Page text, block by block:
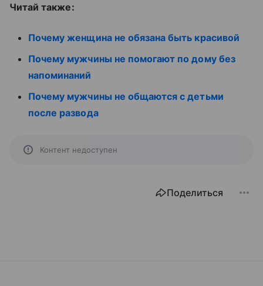
Читай также:
Почему женщина не обязана быть красивой
Почему мужчины не помогают по дому без
напоминаний
Почему мужчины не общаются с детьми
после развода
Контент недоступен
Поделиться